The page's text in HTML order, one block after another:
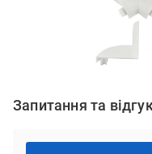
Запитання та